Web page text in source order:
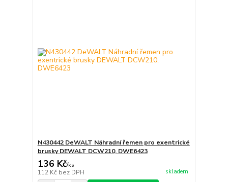
N430442 DeWALT Náhradní řemen pro exentrické
brusky DEWALT DCW210, DWE6423
136 Kč/ks
112 Kč bez DPH skladem